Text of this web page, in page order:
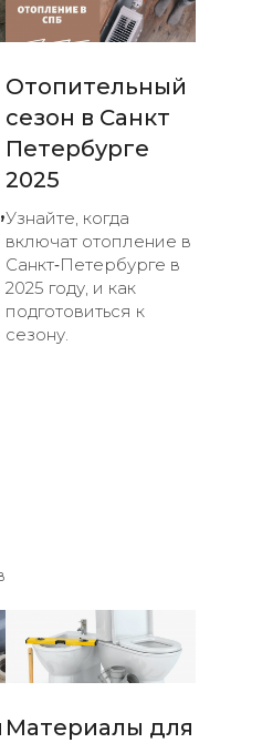
Отопительный
сезон в Санкт
Петербурге
2025
Узнайте, когда
включат отопление в
Санкт‑Петербурге в
2025 году, и как
подготовиться к
сезону.
Материалы для